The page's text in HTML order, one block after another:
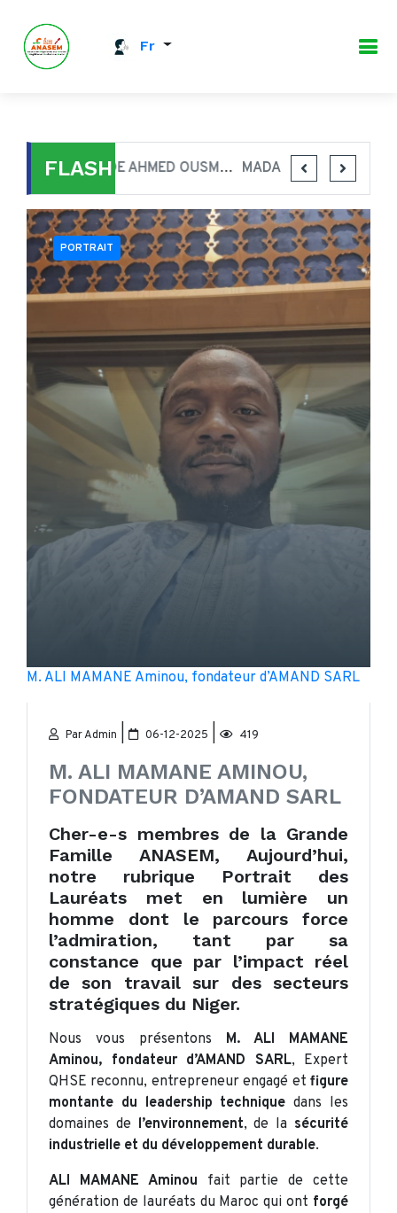
Fr
FLASH HALIDE AHMED OUSMANE
PORTRAIT
M. ALI MAMANE Aminou, fondateur d’AMAND SARL
Par Admin 06-12-2025 419
M. ALI MAMANE AMINOU,
FONDATEUR D’AMAND SARL
Cher-e-s membres de la Grande
Famille ANASEM, Aujourd’hui,
notre rubrique Portrait des
Lauréats met en lumière un
homme dont le parcours force
l’admiration, tant par sa
constance que par l’impact réel
de son travail sur des secteurs
stratégiques du Niger.
Nous vous présentons M. ALI MAMANE
Aminou, fondateur d’AMAND SARL, Expert
QHSE reconnu, entrepreneur engagé et figure
montante du leadership technique dans les
domaines de l’environnement, de la sécurité
industrielle et du développement durable.
ALI MAMANE Aminou fait partie de cette
génération de lauréats du Maroc qui ont forgé